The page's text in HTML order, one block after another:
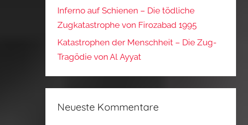
Inferno auf Schienen – Die tödliche
Zugkatastrophe von Firozabad 1995
Katastrophen der Menschheit – Die Zug-
Tragödie von Al Ayyat
Neueste Kommentare